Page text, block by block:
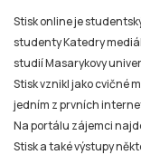
studií Masarykovy
Stisk vznikl jako cvičné
jedním z prvních
Na portálu zájemci
Stisk a také výstupy
na sociální sítě). Cílem
prostředí, každý